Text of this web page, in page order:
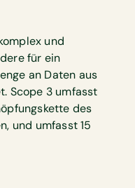
und
für ein
an Daten aus
Scope 3 umfasst
des
und umfasst 15